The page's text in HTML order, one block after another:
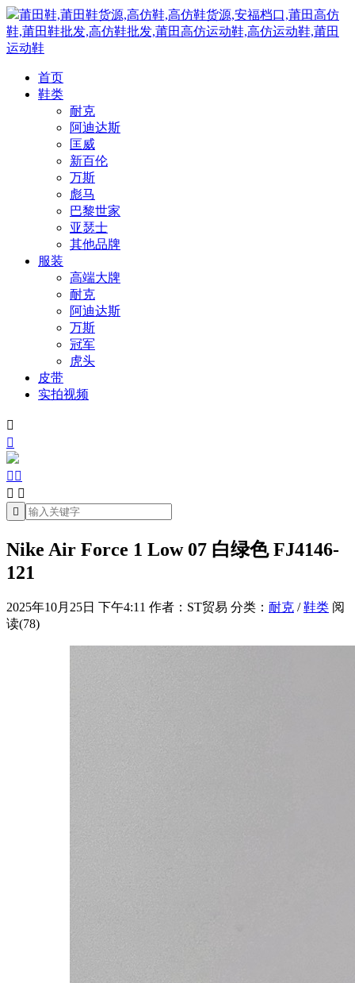
莆田鞋,莆田鞋货源,高仿鞋,高仿鞋货源,安福档口,莆田高仿
鞋,莆田鞋批发,高仿鞋批发,莆田高仿运动鞋,高仿运动鞋,莆田
运动鞋
首页
鞋类
耐克
阿迪达斯
匡威
新百伦
万斯
彪马
巴黎世家
亚瑟士
其他品牌
服装
高端大牌
耐克
阿迪达斯
万斯
冠军
虎头
皮带
实拍视频


 
 

Nike Air Force 1 Low 07 白绿色 FJ4146-
121
2025年10月25日 下午4:11 作者：ST贸易 分类： 耐克 /鞋类 阅
读(78)